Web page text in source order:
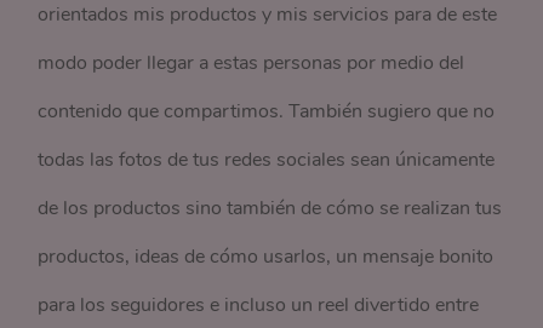
orientados mis productos y mis servicios para de este
modo poder llegar a estas personas por medio del
contenido que compartimos. También sugiero que no
todas las fotos de tus redes sociales sean únicamente
de los productos sino también de cómo se realizan tus
productos, ideas de cómo usarlos, un mensaje bonito
para los seguidores e incluso un reel divertido entre